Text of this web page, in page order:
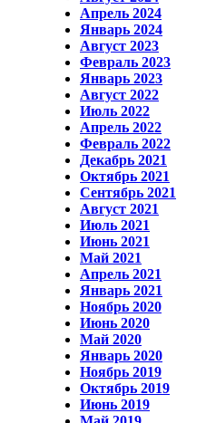
Апрель 2024
Январь 2024
Август 2023
Февраль 2023
Январь 2023
Август 2022
Июль 2022
Апрель 2022
Февраль 2022
Декабрь 2021
Октябрь 2021
Сентябрь 2021
Август 2021
Июль 2021
Июнь 2021
Май 2021
Апрель 2021
Январь 2021
Ноябрь 2020
Июнь 2020
Май 2020
Январь 2020
Ноябрь 2019
Октябрь 2019
Июнь 2019